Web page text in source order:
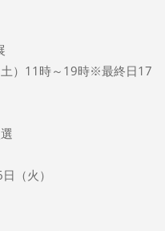
）11時～19時※最終日17
（火）